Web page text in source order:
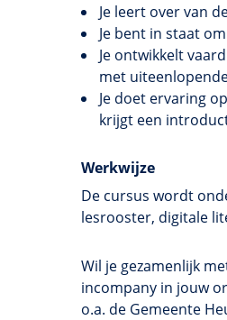
Je leert over van
Je bent in staat
Je ontwikkelt
met
Je doet ervaring
krijgt een
Werkwijze
De cursus wordt
lesrooster, digitale
Wil je gezamenlijk
incompany in jouw
o.a. de Gemeente